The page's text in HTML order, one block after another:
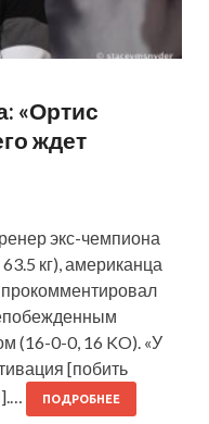
«Ортис
ждет
экс-чемпиона
кг), американца
(16-0-0, 16 KO). «У
[побить
ПОДРОБНЕЕ